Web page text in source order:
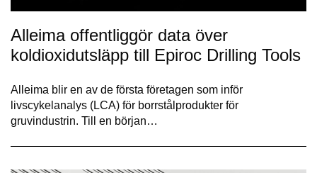
Alleima offentliggör data över
koldioxidutsläpp till Epiroc Drilling Tools
Alleima blir en av de första företagen som inför
livscykelanalys (LCA) för borrstålprodukter för
gruvindustrin. Till en början…